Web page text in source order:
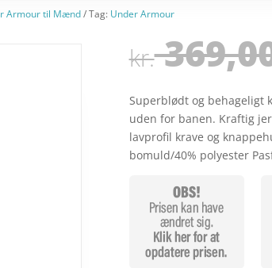
Armour til Mænd Tag: Under Armour
kr.
Superblødt og behageligt
uden for banen. Kraftig
lavprofil krave og
bomuld/40% polyester